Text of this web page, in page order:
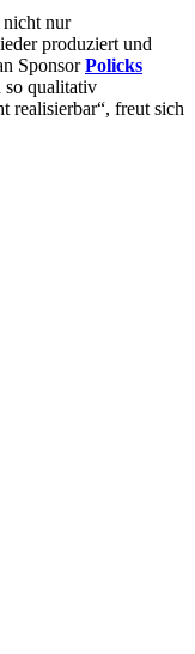
nicht nur
produziert und
SponsorPolicks
so qualitativ
realisierbar“, freut sich